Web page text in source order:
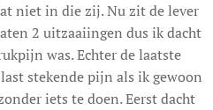
niet in die zij. Nu zit de lever
2 uitzaaiingen dus ik dacht
was. Echter de laatste
stekende pijn als ik gewoon
iets te doen. Eerst dacht